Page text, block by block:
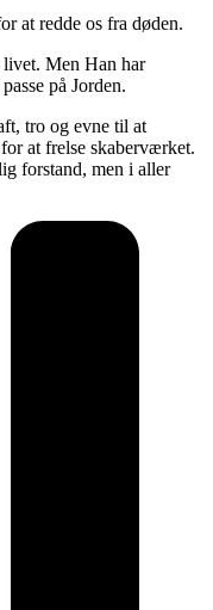
at redde os fra døden.
livet. Men Han har
på Jorden.
tro og evne til at
at frelse skaberværket.
forstand, men i aller